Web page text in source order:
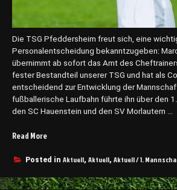
a
h
r
.
“
g
e
n
I
n
g
e
l
m
Die TSG Pfeddersheim freut sich, eine
Personalentscheidung bekanntzugeben:
übernimmt ab sofort das Amt des
fester Bestandteil unserer TSG und hat als
entscheidend zur Entwicklung der
fußballerische Laufbahn führte ihn über den 1.
den SC Hauenstein und den SV Morlautern …
Read More
e
l
Posted in Aktuell, Aktuell, Aktuell / 1.